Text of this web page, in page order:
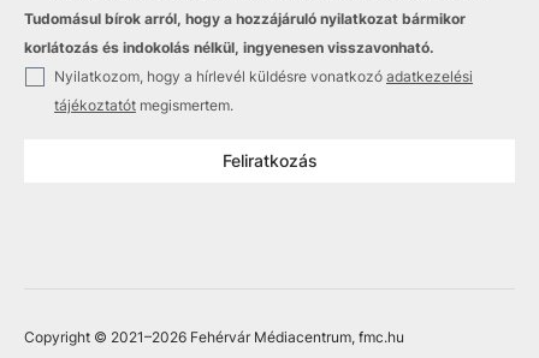
Tudomásul bírok arról, hogy a hozzájáruló nyilatkozat bármikor
korlátozás és indokolás nélkül, ingyenesen visszavonható.
✓ Nyilatkozom, hogy a hírlevél küldésre vonatkozó adatkezelési
tájékoztatót megismertem.
Feliratkozás
Copyright © 2021–2026 Fehérvár Médiacentrum, fmc.hu